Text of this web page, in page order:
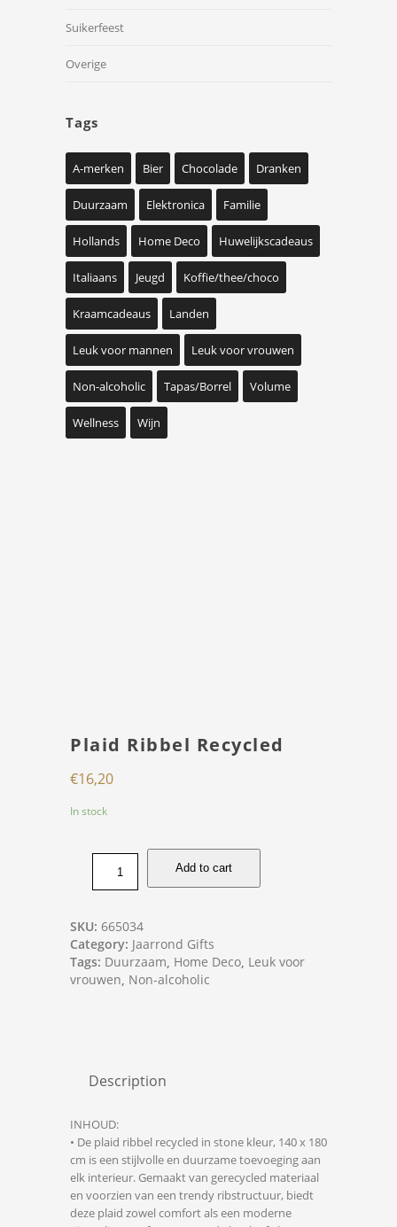
Suikerfeest
Overige
Tags
A-merken Bier Chocolade Dranken
Duurzaam Elektronica Familie
Hollands Home Deco Huwelijkscadeaus
Italiaans Jeugd Koffie/thee/choco
Kraamcadeaus Landen
Leuk voor mannen Leuk voor vrouwen
Non-alcoholic Tapas/Borrel Volume
Wellness Wijn
Plaid Ribbel Recycled
€16,20
In stock
Add to cart
SKU: 665034
Category: Jaarrond Gifts
Tags: Duurzaam, Home Deco, Leuk voor
vrouwen, Non-alcoholic
Description
INHOUD:
• De plaid ribbel recycled in stone kleur, 140 x 180
cm is een stijlvolle en duurzame toevoeging aan
elk interieur. Gemaakt van gerecycled materiaal
en voorzien van een trendy ribstructuur, biedt
deze plaid zowel comfort als een moderne